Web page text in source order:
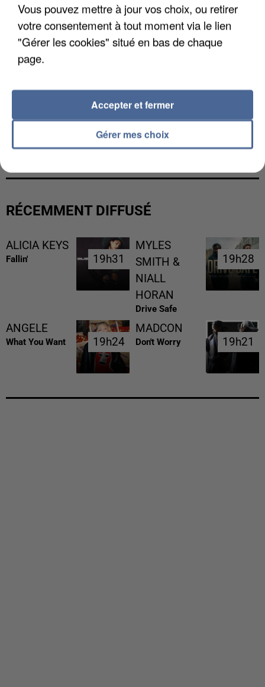
UNE TOURISTE DE L’OISE EMPORTÉE PAR UNE
COULÉE DE BOUE EN HAUTE-SAVOIE
RÉCEMMENT DIFFUSÉ
ALICIA KEYS
Fallin' 19h31
19h31
MYLES
SMITH &
NIALL
HORAN
Drive Safe
19h28
19h28
ANGELE
What You Want 19h24
19h24
MADCON
Don't Worry 19h21
19h21
Vous pouvez mettre à jour vos choix, ou retirer
votre consentement à tout moment via le lien
"Gérer les cookies" situé en bas de chaque
page.
Gérer mes choix
Accepter et fermer